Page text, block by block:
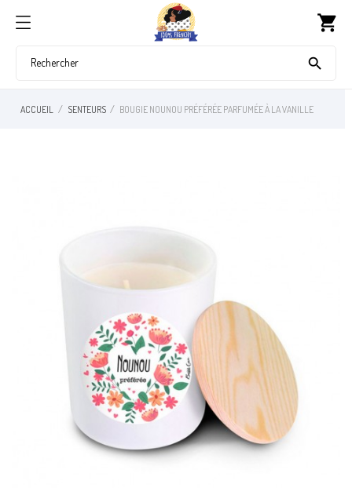
shopping_cart

ACCUEIL SENTEURS BOUGIE NOUNOU PRÉFÉRÉE PARFUMÉE À LA VANILLE